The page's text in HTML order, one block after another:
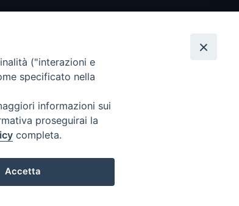
("interazioni e
specificato nella
informazioni sui
proseguirai la
completa.
Accetta